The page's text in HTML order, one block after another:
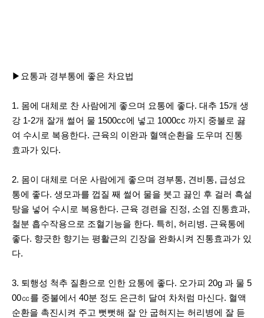
▶요통과 경부통에 좋은 차요법
1. 몸에 대체로 찬 사람에게 좋으며 요통에 좋다. 대추 15개 생
강 1-2개 잘개 썰어 물 1500cc에 넣고 1000cc 까지 중불로 끓
여 수시로 복용한다. 근육의 이완과 혈액순환을 도우며 진통
효과가 있다.
2. 몸이 대체로 더운 사람에게 좋으며 경부통, 견비통, 급성요
통에 좋다. 생모과를 껍질 째 썰어 물을 붓고 끓인 후 걸러 흑설
탕을 넣어 수시로 복용한다. 근육 경련을 진정, 소염 진통효과,
철분 흡수작용으로 조혈기능을 한다. 특히, 허리병. 근육통에
좋다. 향긋한 향기는 평활근의 긴장을 완화시켜 진통효과가 있
다.
3. 퇴행성 척추 질환으로 인한 요통에 좋다. 오가피 20g 과 물 5
00㏄를 중불에서 40분 정도 은근히 달여 차처럼 마신다. 혈액
순환을 촉진시켜 주고 뻣뻣해 잘 안 굽혀지는 허리병에 잘 듣